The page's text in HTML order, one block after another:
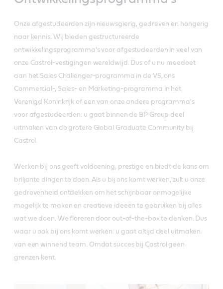
Onze afgestudeerden zijn nieuwsgierig, gedreven en hongerig
naar kennis. Wij bieden gestructureerde
ontwikkelingsprogramma's voor afgestudeerden in veel van
onze Castrol-vestigingen wereldwijd. Dus of u nu meedoet
aan het Sales Challenger-programma in de VS, ons
Commercial-, Sales- en Marketing-programma in het
Verenigd Koninkrijk of een van onze andere programma's
voor afgestudeerden: u gaat binnen de BP Group deel
uitmaken van de grotere Global Graduate Community bij
Castrol.
Werken bij ons geeft voldoening, prestige en biedt de kans om
briljante dingen te doen. Als u bij ons komt werken, zult u onze
gedrevenheid ontdekken om het schijnbaar onmogelijke
mogelijk te maken en creatieve ideeën te gebruiken bij alles
wat we doen. We floreren door out-of-the-box te denken. Dus
waar u ook bij ons komt werken: u gaat altijd deel uitmaken
van een winnend team. Omdat succes bij Castrol geen
grenzen kent.